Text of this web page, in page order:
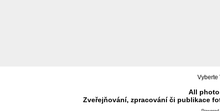
Vyberte
All
Zveřejňování, zpracování či publikace